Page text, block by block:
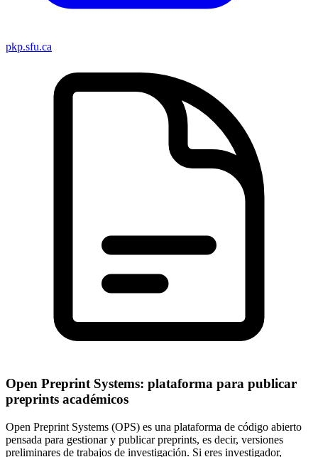
pkp.sfu.ca
Open Preprint Systems: plataforma para publicar
preprints académicos
Open Preprint Systems (OPS) es una plataforma de código abierto
pensada para gestionar y publicar preprints, es decir, versiones
preliminares de trabajos de investigación. Si eres investigador,